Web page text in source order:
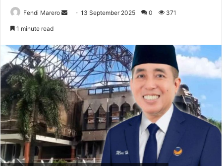
Fendi Marero
Send13 September 2025 0 371
1 minute read